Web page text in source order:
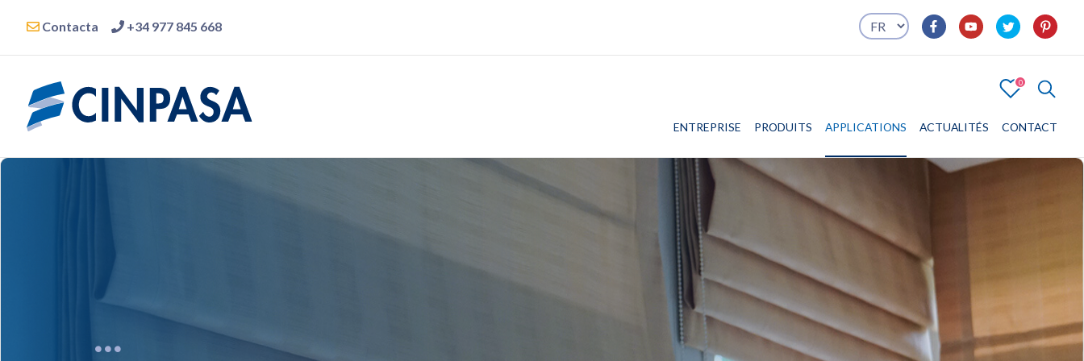
Contacta +34 977 845 668
0
ENTREPRISE PRODUITS APPLICATIONS ACTUALITÉS CONTACT
4
ENTREPRISE PRODUITS APPLICATIONS CONTACT